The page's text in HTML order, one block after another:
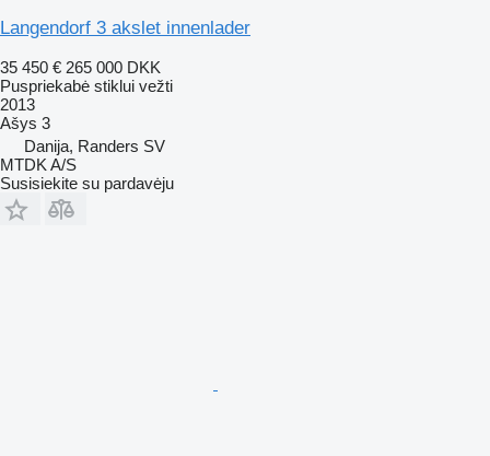
Langendorf 3 akslet innenlader
35 450 € 265 000 DKK
Puspriekabė stiklui vežti
2013
Ašys 3
Danija, Randers SV
MTDK A/S
Susisiekite su pardavėju